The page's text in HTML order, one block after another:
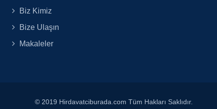
Biz Kimiz
Bize Ulaşın
Makaleler
© 2019 Hirdavatciburada.com Tüm Hakları Saklıdır.